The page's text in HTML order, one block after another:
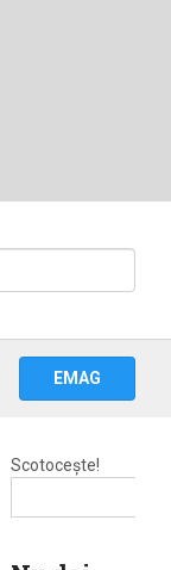
EMAG
Scotocește!